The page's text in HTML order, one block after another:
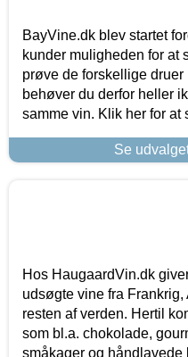
BayVine.dk blev startet
kunder muligheden for at
prøve de forskellige
behøver du derfor heller
samme vin. Klik her for at
Se
Hos HaugaardVin.dk
udsøgte vine fra
resten af verden. Hertil
som bl.a. chokolade,
småkager og håndlavede